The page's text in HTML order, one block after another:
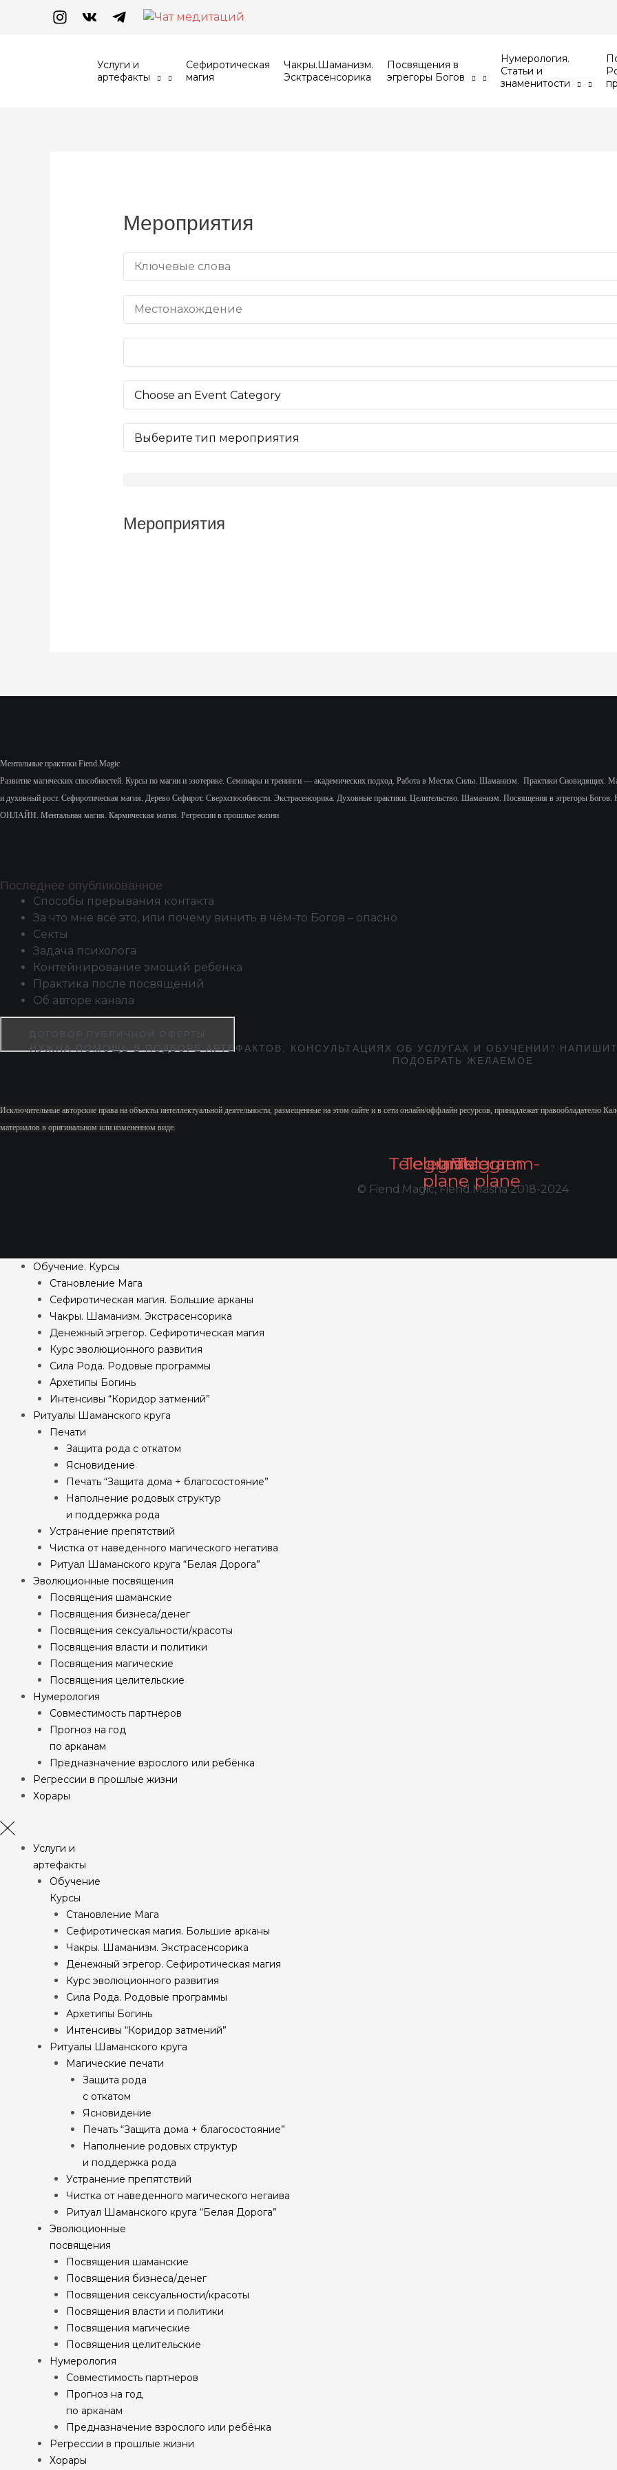
Услуги и
артефакты
Сефиротическая
магия
Чакры.Шаманизм.
Эсктрасенсорика
Посвящения в
эгрегоры Богов
Нумерология.
Статьи и
знаменитости
Мероприятия
Мероприятия
Ментальные практики Fiend.Magic
Развитие магических способностей. Курсы по магии и эзотерике. Семинары и тренинги — академических подход. Работа в Местах Силы. Шаманизм. Практики Сновидящих.
и духовный рост. Сефиротическая магия. Дерево Сефирот. Сверхспособности. Экстрасенсорика. Духовные практики. Целительство. Шаманизм. Посвящения в эгрегоры Богов.
ОНЛАЙН. Ментальная магия. Кармическая магия. Регрессии в прошлые жизни
Последнее опубликованное
Способы прерывания контакта
За что мне всё это, или почему винить в чём-то Богов – опасно
Секты
Задача психолога
Контейнирование эмоций ребенка
Практика после посвящений
Об авторе канала
ДОГОВОР ПУБЛИЧНОЙ ОФЕРТЫ
НУЖНА ПОМОЩЬ В ПОДБОРЕ АРТЕФАКТОВ, КОНСУЛЬТАЦИЯХ ОБ УСЛУГАХ И ОБУЧЕНИИ?
ПОДОБРАТЬ ЖЕЛАЕМОЕ
Исключительные авторские права на объекты интеллектуальной деятельности, размещенные на этом сайте и в сети онлайн/оффлайн ресурсов, принадлежат правообладателю
материалов в оригинальном или измененном виде.
Telegram
Telegram-
plane
Vk
Instagram
Telegram-
plane
© Fiend.Magic, Fiend.Masha 2018-2024
Обучение. Курсы
Становление Мага
Сефиротическая магия. Большие арканы
Чакры. Шаманизм. Экстрасенсорика
Денежный эгрегор. Сефиротическая магия
Курс эволюционного развития
Сила Рода. Родовые программы
Архетипы Богинь
Интенсивы “Коридор затмений”
Ритуалы Шаманского круга
Печати
Защита рода с откатом
Ясновидение
Печать “Защита дома + благосостояние”
Наполнение родовых структур
и поддержка рода
Устранение препятствий
Чистка от наведенного магического негатива
Ритуал Шаманского круга “Белая Дорога”
Эволюционные посвящения
Посвящения шаманские
Посвящения бизнеса/денег
Посвящения сексуальности/красоты
Посвящения власти и политики
Посвящения магические
Посвящения целительские
Нумерология
Совместимость партнеров
Прогноз на год
по арканам
Предназначение взрослого или ребёнка
Регрессии в прошлые жизни
Хорары
Услуги и
артефакты
Обучение
Курсы
Становление Мага
Сефиротическая магия. Большие арканы
Чакры. Шаманизм. Экстрасенсорика
Денежный эгрегор. Сефиротическая магия
Курс эволюционного развития
Сила Рода. Родовые программы
Архетипы Богинь
Интенсивы “Коридор затмений”
Ритуалы Шаманского круга
Магические печати
Защита рода
с откатом
Ясновидение
Печать “Защита дома + благосостояние”
Наполнение родовых структур
и поддержка рода
Устранение препятствий
Чистка от наведенного магического негаива
Ритуал Шаманского круга “Белая Дорога”
Эволюционные
посвящения
Посвящения шаманские
Посвящения бизнеса/денег
Посвящения сексуальности/красоты
Посвящения власти и политики
Посвящения магические
Посвящения целительские
Нумерология
Совместимость партнеров
Прогноз на год
по арканам
Предназначение взрослого или ребёнка
Регрессии в прошлые жизни
Хорары